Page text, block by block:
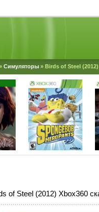
Симуляторы » Birds of Steel
of Steel (2012) Xbox360